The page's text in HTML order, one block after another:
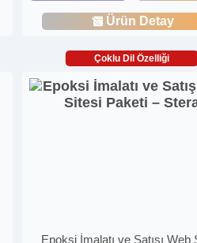
Ürün Detay
Çoklu Dil Özelliği
Epoksi İmalatı ve Satışı Web